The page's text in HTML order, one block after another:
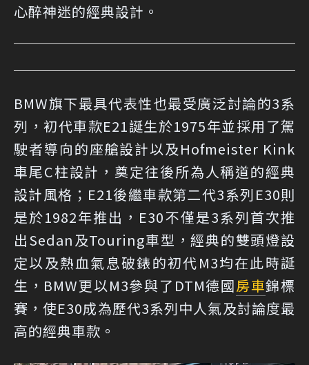
心醉神迷的經典設計。
BMW旗下最具代表性也最受廣泛討論的3系
列，初代車款E21誕生於1975年並採用了駕
駛者導向的座艙設計以及Hofmeister Kink
車尾C柱設計，奠定往後所為人稱道的經典
設計風格；E21後繼車款第二代3系列E30則
是於1982年推出，E30不僅是3系列首次推
出Sedan及Touring車型，經典的雙頭燈設
定以及熱血氣息破錶的初代M3均在此時誕
生，BMW更以M3參與了DTM德國房車錦標
賽，使E30成為歷代3系列中人氣及討論度最
高的經典車款。